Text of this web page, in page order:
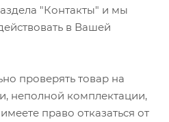
"Контакты" и мы
в Вашей
проверять товар на
неполной комплектации,
право отказаться от